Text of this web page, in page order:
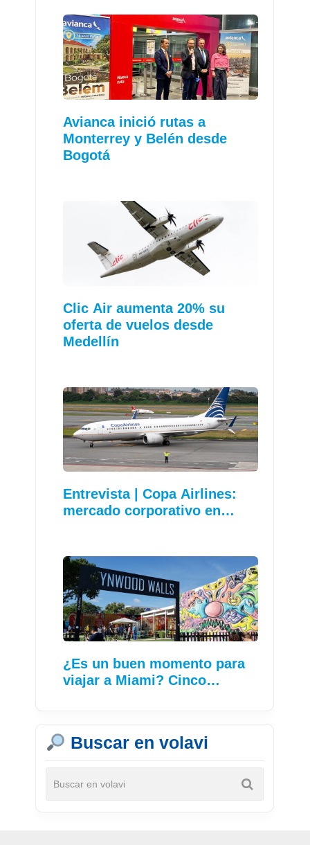
Avianca inició rutas a
Monterrey y Belén desde
Bogotá
Clic Air aumenta 20% su
oferta de vuelos desde
Medellín
Entrevista | Copa Airlines:
mercado corporativo en…
¿Es un buen momento para
viajar a Miami? Cinco…
Buscar en volavi